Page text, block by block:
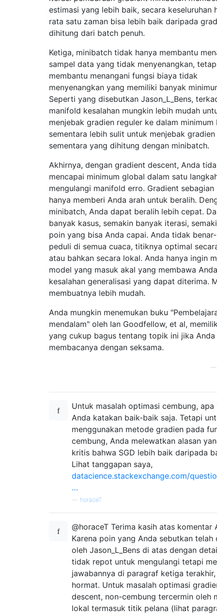
estimasi yang lebih baik, secara keseluruhan
rata satu zaman bisa lebih baik daripada
dihitung dari batch penuh.
Ketiga, minibatch tidak hanya membantu
sampel data yang tidak menyenangkan,
membantu menangani fungsi biaya tidak
menyenangkan yang memiliki banyak
Seperti yang disebutkan Jason_L_Bens,
manifold kesalahan mungkin lebih mudah
menjebak gradien reguler ke dalam minimum
sementara lebih sulit untuk menjebak
sementara yang dihitung dengan minibatch.
Akhirnya, dengan gradient descent, Anda
mencapai minimum global dalam satu
mengulangi manifold erro. Gradient sebagian
hanya memberi Anda arah untuk beralih.
minibatch, Anda dapat beralih lebih cepat.
banyak kasus, semakin banyak iterasi,
poin yang bisa Anda capai. Anda tidak
peduli di semua cuaca, titiknya optimal
atau bahkan secara lokal. Anda hanya ingin
model yang masuk akal yang membawa Anda
kesalahan generalisasi yang dapat diterima.
membuatnya lebih mudah.
Anda mungkin menemukan buku
mendalam" oleh Ian Goodfellow, et al,
yang cukup bagus tentang topik ini jika Anda
membacanya dengan seksama.
Untuk masalah optimasi cembung, apa
Anda katakan baik-baik saja. Tetapi
menggunakan metode gradien pada
cembung, Anda melewatkan alasan
kritis bahwa SGD lebih baik daripada
Lihat tanggapan saya,
datacience.stackexchange.com/
…
horaceT
@horaceT Terima kasih atas komentar
Karena poin yang Anda sebutkan telah
oleh Jason_L_Bens di atas dengan
tidak repot untuk mengulangi tetapi
jawabannya di paragraf ketiga
hormat. Untuk masalah optimasi
descent, non-cembung tercermin oleh
lokal termasuk titik pelana (lihat